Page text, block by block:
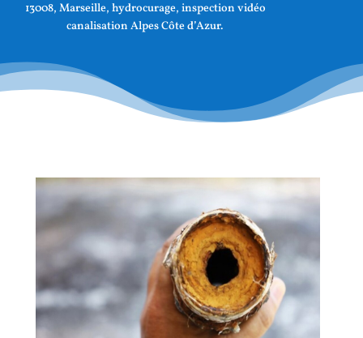
13008, Marseille, hydrocurage, inspection vidéo
canalisation Alpes Côte d’Azur.